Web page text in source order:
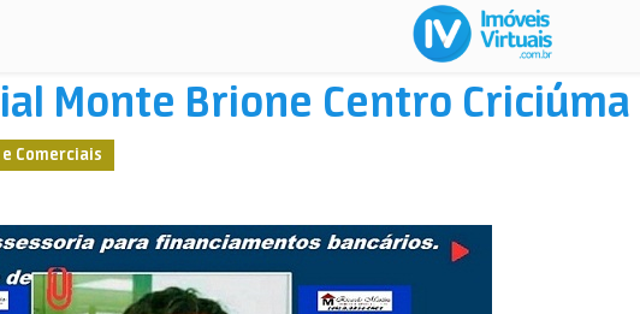
Monte Brione Centro
Comerciais